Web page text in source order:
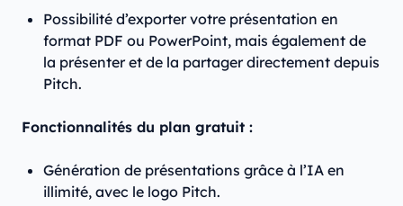
Possibilité d’exporter votre présentation en
format PDF ou PowerPoint, mais également de
la présenter et de la partager directement depuis
Pitch.
Fonctionnalités du plan gratuit :
Génération de présentations grâce à l’IA en
illimité, avec le logo Pitch.